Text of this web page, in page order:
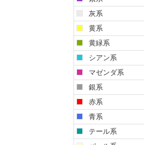
灰系
黄系
黄緑系
シアン系
マゼンダ系
銀系
赤系
青系
テール系